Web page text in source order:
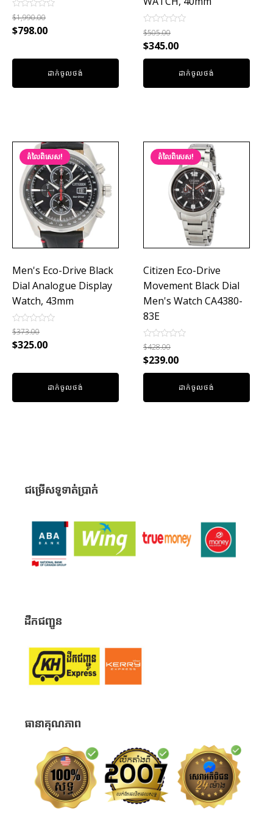
Rated
0
out
$1,990.00
$798.00
ដាក់ចូលថង់
Rated
0
out
5
$505.00
$345.00
ដាក់ចូលថង់
តំលៃពិសេស!
Men's Eco-Drive Black
Dial Analogue Display
Watch, 43mm
Rated
0
out
$373.00
$325.00
ដាក់ចូលថង់
តំលៃពិសេស!
Citizen Eco-Drive
Movement Black Dial
Men's Watch CA4380-
83E
Rated
0
out
5
$428.00
$239.00
ដាក់ចូលថង់
ជម្រើសទូទាត់ប្រាក់
ដឹកជញ្ជូន
ធានាគុណភាព